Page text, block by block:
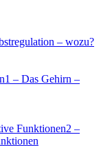
– wozu?
1 – Das Gehirn –
2 –